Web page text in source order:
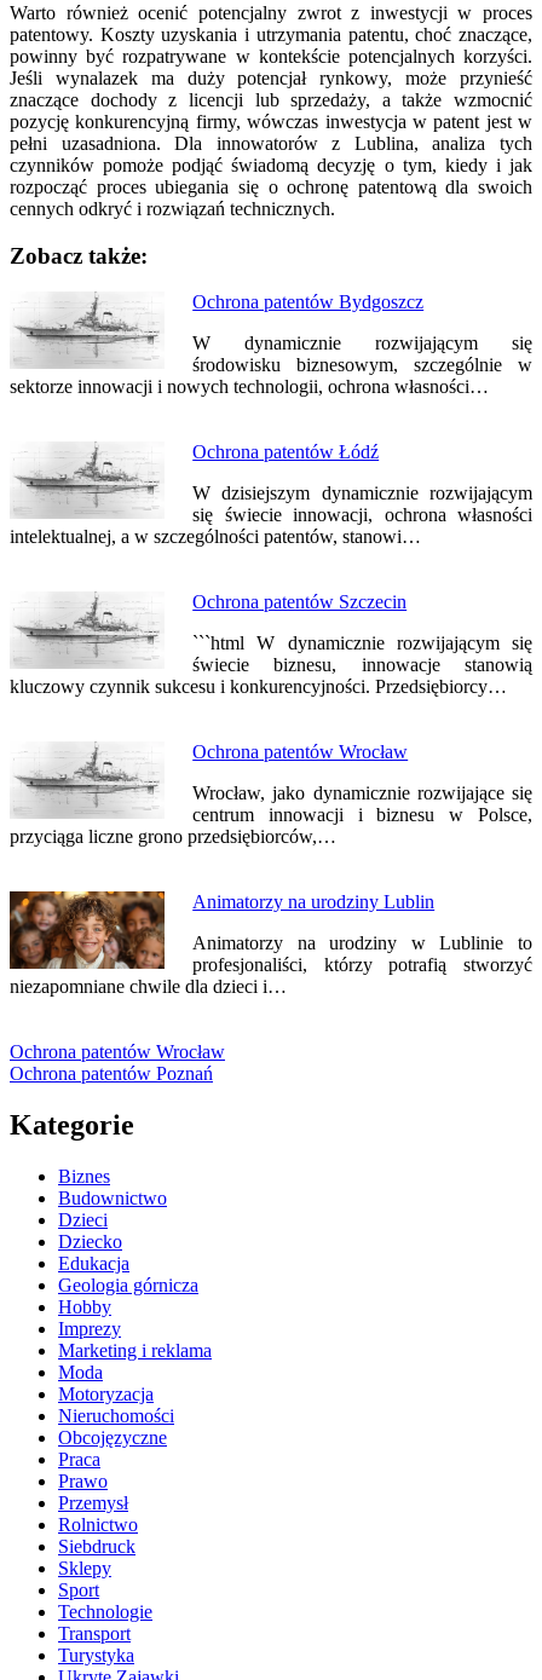
Warto również ocenić potencjalny zwrot z inwestycji w proces
patentowy. Koszty uzyskania i utrzymania patentu, choć znaczące,
powinny być rozpatrywane w kontekście potencjalnych korzyści.
Jeśli wynalazek ma duży potencjał rynkowy, może przynieść
znaczące dochody z licencji lub sprzedaży, a także wzmocnić
pozycję konkurencyjną firmy, wówczas inwestycja w patent jest w
pełni uzasadniona. Dla innowatorów z Lublina, analiza tych
czynników pomoże podjąć świadomą decyzję o tym, kiedy i jak
rozpocząć proces ubiegania się o ochronę patentową dla swoich
cennych odkryć i rozwiązań technicznych.
Zobacz także:
Ochrona patentów Bydgoszcz
W dynamicznie rozwijającym się
środowisku biznesowym, szczególnie w
sektorze innowacji i nowych technologii, ochrona własności…
Ochrona patentów Łódź
W dzisiejszym dynamicznie rozwijającym
się świecie innowacji, ochrona własności
intelektualnej, a w szczególności patentów, stanowi…
Ochrona patentów Szczecin
```html W dynamicznie rozwijającym się
świecie biznesu, innowacje stanowią
kluczowy czynnik sukcesu i konkurencyjności. Przedsiębiorcy…
Ochrona patentów Wrocław
Wrocław, jako dynamicznie rozwijające się
centrum innowacji i biznesu w Polsce,
przyciąga liczne grono przedsiębiorców,…
Animatorzy na urodziny Lublin
Animatorzy na urodziny w Lublinie to
profesjonaliści, którzy potrafią stworzyć
niezapomniane chwile dla dzieci i…
Nawigacja
wpisu
Ochrona patentów Wrocław
Ochrona patentów Poznań
Kategorie
Biznes
Budownictwo
Dzieci
Dziecko
Edukacja
Geologia górnicza
Hobby
Imprezy
Marketing i reklama
Moda
Motoryzacja
Nieruchomości
Obcojęzyczne
Praca
Prawo
Przemysł
Rolnictwo
Siebdruck
Sklepy
Sport
Technologie
Transport
Turystyka